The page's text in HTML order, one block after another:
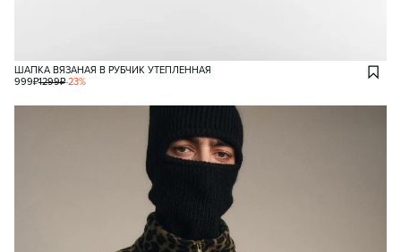
ШАПКА ВЯЗАНАЯ В РУБЧИК УТЕПЛЕННАЯ
999₽1299₽-23%